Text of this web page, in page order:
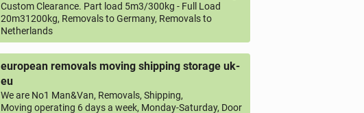
Custom Clearance. Part load 5m3/300kg - Full Load
20m31200kg, Removals to Germany, Removals to
Netherlands
european removals moving shipping storage uk-
eu
We are No1 Man&Van, Removals, Shipping,
Moving operating 6 days a week, Monday-Saturday, Door